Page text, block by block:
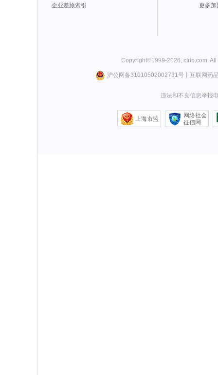
企业差旅索引
更多加
Copyright©1999-2026 ctrip.com .
沪公网备31010502002731号丨 互联网药
违法和不良信息举报
上海市监
网络社会
征信网